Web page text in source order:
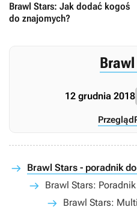
Brawl Stars: Jak dodać kogoś
do znajomych?
12 grudnia 2018
Przegląd
Brawl Stars - poradnik
Brawl Stars:
Brawl Stars: